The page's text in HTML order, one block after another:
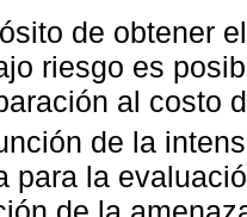
de obtener
riesgo es
al costo
de la
para la